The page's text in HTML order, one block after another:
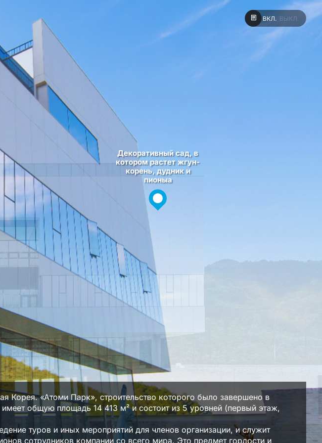
ВКЛ. ВЫКЛ.
Декоративный сад, в
котором растет жгун-
корень, дудник и
пионыa
«Атоми Парк», строительство которого было завершено в
общую площадь 14 413 м² и состоит из 5 уровней (первый этаж,
туров и иных мероприятий для членов организации, и служит
сотрудников компании со всего мира. Это предмет гордости и